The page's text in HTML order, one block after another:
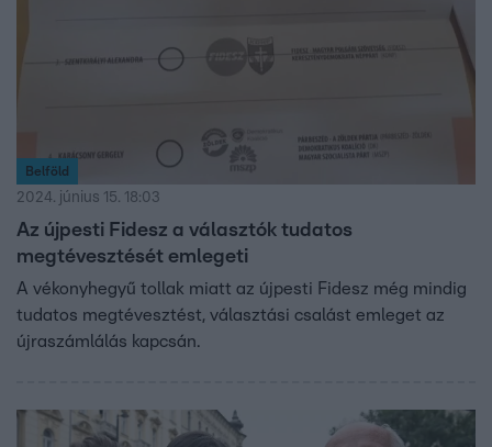
arról Mészöly Géza többet is elárult a Reggeli
stúdiójában, a beszélgetés fent visszanézhető.
Belföld
2024. június 15. 18:03
Az újpesti Fidesz a választók tudatos
megtévesztését emlegeti
A vékonyhegyű tollak miatt az újpesti Fidesz még mindig
tudatos megtévesztést, választási csalást emleget az
újraszámlálás kapcsán.